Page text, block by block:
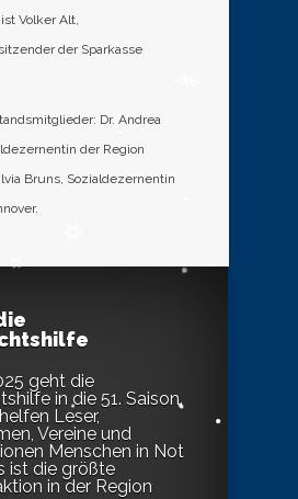
Volker Alt,
der Sparkasse
Dr. Andrea
der Region
Bruns, Sozialdezernentin
geht die
in die 51. Saison.
Leser,
Vereine und
Menschen in Not
ist die größte
in der Region